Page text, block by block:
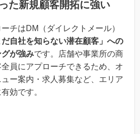
た新規顧客開拓に強い
チはDM（ダイレクトメール）
だ自社を知らない潜在顧客」への
が強みです。店舗や事業所の商
員にアプローチできるため、オ
ー案内・求人募集など、エリア
効です。